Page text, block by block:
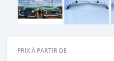
PRIX À PARTIR DE